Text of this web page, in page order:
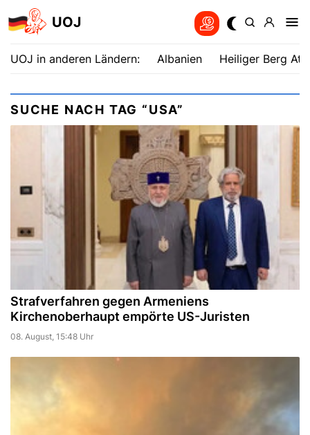
UOJ
UOJ in anderen Ländern: Albanien Heiliger Berg
SUCHE NACH TAG “USA”
Strafverfahren gegen Armeniens
Kirchenoberhaupt empörte US-Juristen
08. August, 15:48 Uhr